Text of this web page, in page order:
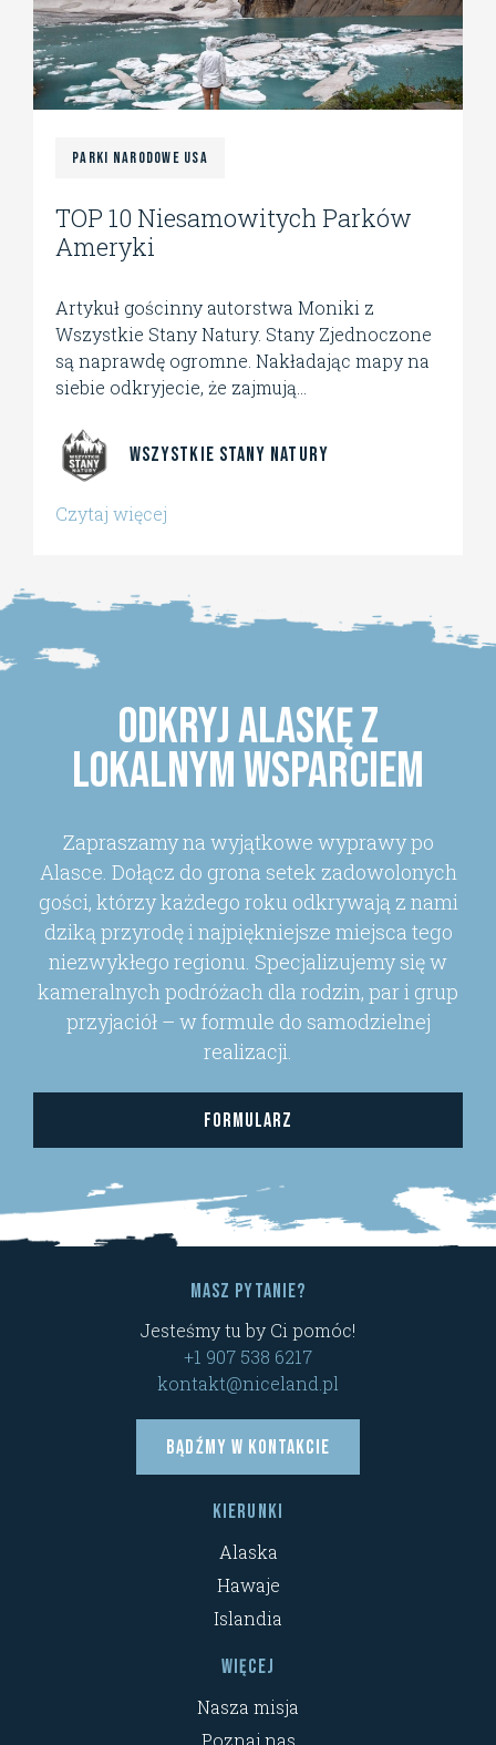
Parki Narodowe USA
TOP 10 Niesamowitych Parków
Ameryki
Artykuł gościnny autorstwa Moniki z
Wszystkie Stany Natury. Stany Zjednoczone
są naprawdę ogromne. Nakładając mapy na
siebie odkryjecie, że zajmują...
Wszystkie Stany Natury
Czytaj więcej
Odkryj Alaskę z
lokalnym wsparciem
Zapraszamy na wyjątkowe wyprawy po
Alasce. Dołącz do grona setek zadowolonych
gości, którzy każdego roku odkrywają z nami
dziką przyrodę i najpiękniejsze miejsca tego
niezwykłego regionu. Specjalizujemy się w
kameralnych podróżach dla rodzin, par i grup
przyjaciół – w formule do samodzielnej
realizacji.
FORMULARZ
Masz pytanie?
Jesteśmy tu by Ci pomóc!
+1 907 538 6217
kontakt@niceland.pl
Bądźmy w kontakcie
Kierunki
Alaska
Hawaje
Islandia
Więcej
Nasza misja
Poznaj nas